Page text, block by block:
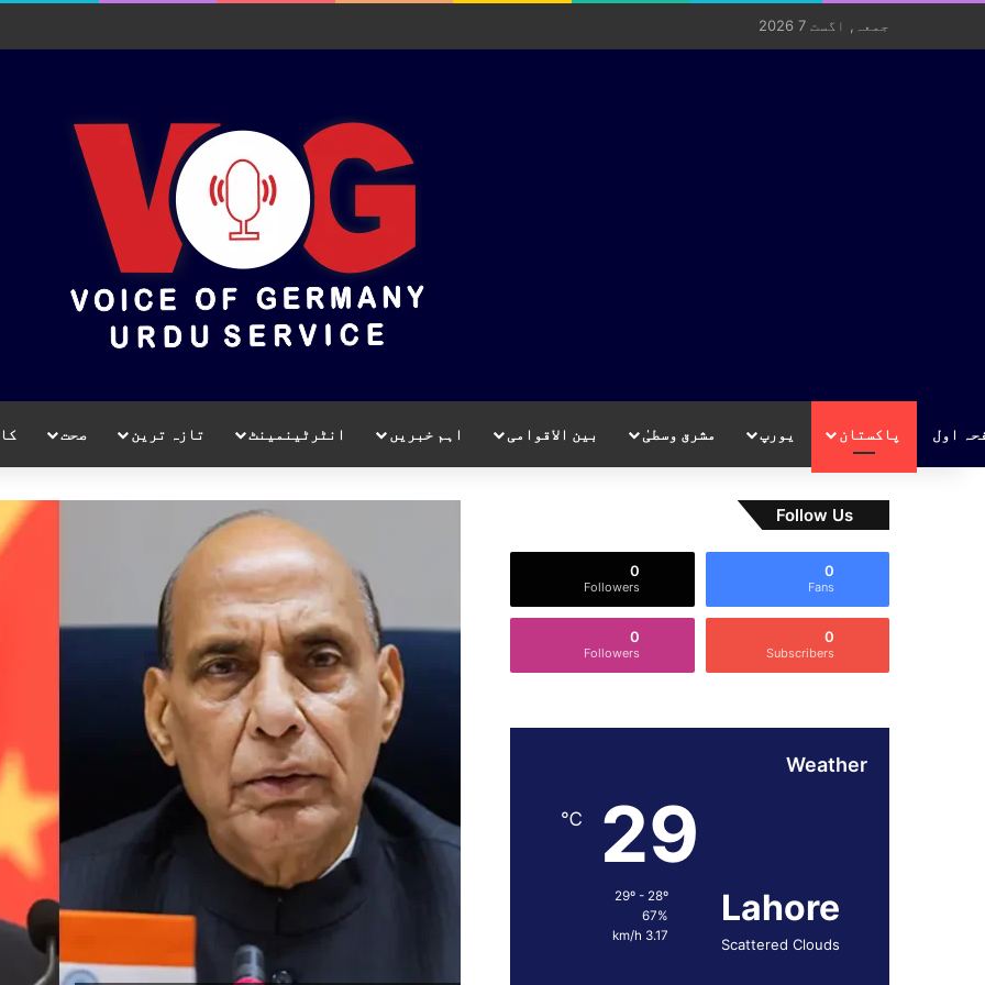
جمعہ, اگست 7 2026
اول پاکستان یورپ مشرق وسطیٰ بین الاقوامی اہم خبریں انٹرٹینمینٹ تازہ ترین صحت
Follow Us
0
Fans
0
Followers
0
Subscribers
0
Followers
Weather
Lahore
Scattered Clouds
29
℃
29º - 28º
67%
3.17 km/h